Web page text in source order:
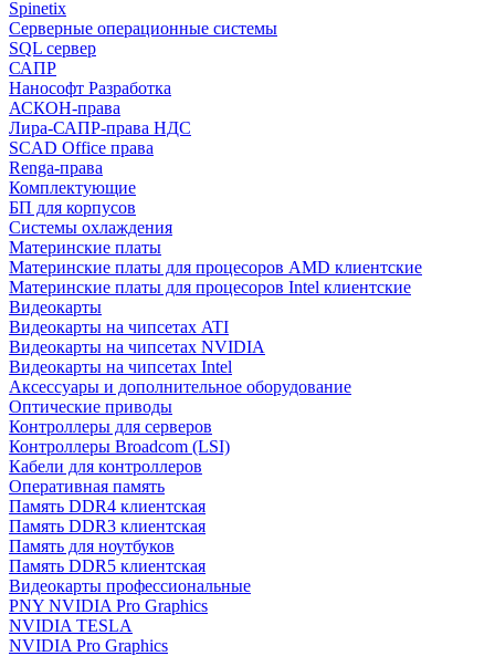
Spinetix
Серверные операционные системы
SQL сервер
САПР
Нанософт Разработка
АСКОН-права
Лира-САПР-права НДС
SCAD Office права
Renga-права
Комплектующие
БП для корпусов
Системы охлаждения
Материнские платы
Материнские платы для процесоров AMD клиентские
Материнские платы для процесоров Intel клиентские
Видеокарты
Видеокарты на чипсетах ATI
Видеокарты на чипсетах NVIDIA
Видеокарты на чипсетах Intel
Аксессуары и дополнительное оборудование
Оптические приводы
Контроллеры для серверов
Контроллеры Broadcom (LSI)
Кабели для контроллеров
Оперативная память
Память DDR4 клиентская
Память DDR3 клиентская
Память для ноутбуков
Память DDR5 клиентская
Видеокарты профессиональные
PNY NVIDIA Pro Graphics
NVIDIA TESLA
NVIDIA Pro Graphics